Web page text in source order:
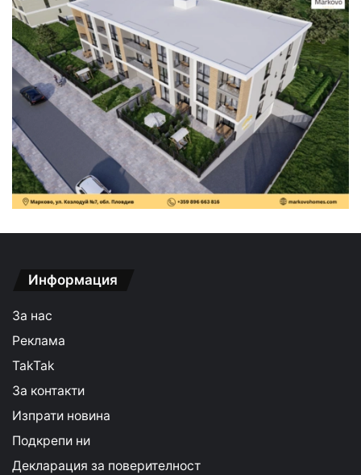
Информация
За нас
Реклама
TakTak
За контакти
Изпрати новина
Подкрепи ни
Декларация за поверителност